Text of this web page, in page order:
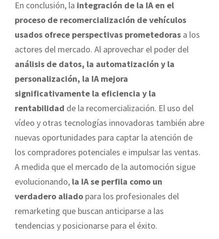
En conclusión, la integración de la IA en el
proceso de recomercialización de vehículos
usados ofrece perspectivas prometedoras a los
actores del mercado. Al aprovechar el poder del
análisis de datos, la automatización y la
personalización, la IA mejora
significativamente la eficiencia y la
rentabilidad de la recomercialización. El uso del
vídeo y otras tecnologías innovadoras también abre
nuevas oportunidades para captar la atención de
los compradores potenciales e impulsar las ventas.
A medida que el mercado de la automoción sigue
evolucionando, la IA se perfila como un
verdadero aliado para los profesionales del
remarketing que buscan anticiparse a las
tendencias y posicionarse para el éxito.